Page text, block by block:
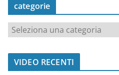
categorie
a
t
VIDEO RECENTI